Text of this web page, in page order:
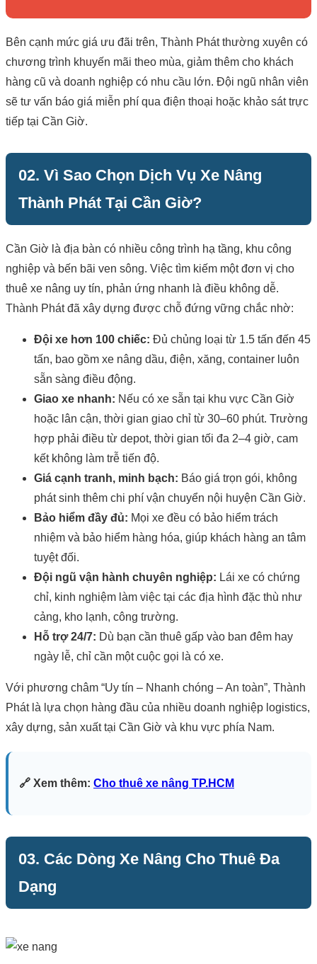
Bên cạnh mức giá ưu đãi trên, Thành Phát thường xuyên có
chương trình khuyến mãi theo mùa, giảm thêm cho khách
hàng cũ và doanh nghiệp có nhu cầu lớn. Đội ngũ nhân viên
sẽ tư vấn báo giá miễn phí qua điện thoại hoặc khảo sát trực
tiếp tại Cần Giờ.
02. Vì Sao Chọn Dịch Vụ Xe Nâng
Thành Phát Tại Cần Giờ?
Cần Giờ là địa bàn có nhiều công trình hạ tầng, khu công
nghiệp và bến bãi ven sông. Việc tìm kiếm một đơn vị cho
thuê xe nâng uy tín, phản ứng nhanh là điều không dễ.
Thành Phát đã xây dựng được chỗ đứng vững chắc nhờ:
Đội xe hơn 100 chiếc: Đủ chủng loại từ 1.5 tấn đến 45
tấn, bao gồm xe nâng dầu, điện, xăng, container luôn
sẵn sàng điều động.
Giao xe nhanh: Nếu có xe sẵn tại khu vực Cần Giờ
hoặc lân cận, thời gian giao chỉ từ 30–60 phút. Trường
hợp phải điều từ depot, thời gian tối đa 2–4 giờ, cam
kết không làm trễ tiến độ.
Giá cạnh tranh, minh bạch: Báo giá trọn gói, không
phát sinh thêm chi phí vận chuyển nội huyện Cần Giờ.
Bảo hiểm đầy đủ: Mọi xe đều có bảo hiểm trách
nhiệm và bảo hiểm hàng hóa, giúp khách hàng an tâm
tuyệt đối.
Đội ngũ vận hành chuyên nghiệp: Lái xe có chứng
chỉ, kinh nghiệm làm việc tại các địa hình đặc thù như
cảng, kho lạnh, công trường.
Hỗ trợ 24/7: Dù bạn cần thuê gấp vào ban đêm hay
ngày lễ, chỉ cần một cuộc gọi là có xe.
Với phương châm “Uy tín – Nhanh chóng – An toàn”, Thành
Phát là lựa chọn hàng đầu của nhiều doanh nghiệp logistics,
xây dựng, sản xuất tại Cần Giờ và khu vực phía Nam.
🔗 Xem thêm: Cho thuê xe nâng TP.HCM
03. Các Dòng Xe Nâng Cho Thuê Đa
Dạng